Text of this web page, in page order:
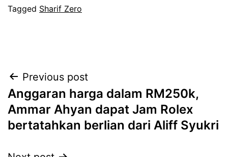
Tagged Sharif Zero
Post
navigation
Previous post
Anggaran harga dalam RM250k,
Ammar Ahyan dapat Jam Rolex
bertatahkan berlian dari Aliff Syukri